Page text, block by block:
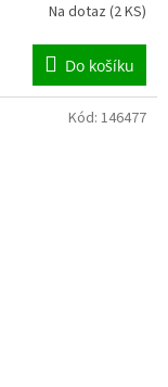
Na dotaz (2 KS)
Do košíku
Kód: 146477